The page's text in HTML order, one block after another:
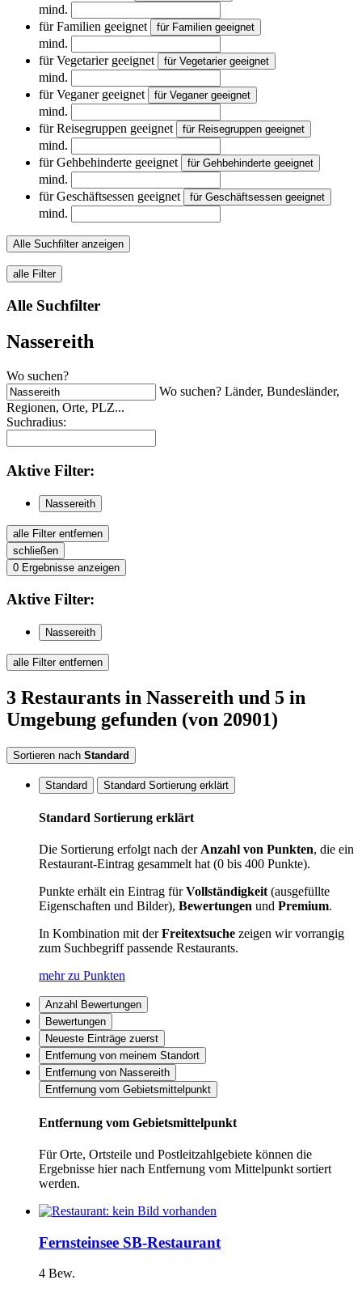
mind.
für Familien geeignet
für Familien geeignet
mind.
für Vegetarier geeignet
für Vegetarier geeignet
mind.
für Veganer geeignet
für Veganer geeignet
mind.
für Reisegruppen geeignet
für Reisegruppen geeignet
mind.
für Gehbehinderte geeignet
für Gehbehinderte geeignet
mind.
für Geschäftsessen geeignet
für Geschäftsessen geeignet
mind.
Alle Suchfilter anzeigen
alle Filter
Alle Suchfilter
Nassereith
Wo suchen?
Wo suchen? Länder, Bundesländer,
Regionen, Orte, PLZ...
Suchradius:
Aktive Filter:
Nassereith
alle Filter entfernen
schließen
0 Ergebnisse anzeigen
Aktive Filter:
Nassereith
alle Filter entfernen
3 Restaurants in Nassereith und 5 in
Umgebung gefunden (von 20901)
Sortieren nach Standard
Standard Standard Sortierung erklärt
Standard Sortierung erklärt
Die Sortierung erfolgt nach derAnzahl von Punkten, die ein
Restaurant-Eintrag gesammelt hat (0 bis 400 Punkte).
Punkte erhält ein Eintrag fürVollständigkeit(ausgefüllte
Eigenschaften und Bilder), Bewertungen und Premium.
In Kombination mit derFreitextsuche zeigen wir vorrangig
zum Suchbegriff passende Restaurants.
mehr zu Punkten
Anzahl Bewertungen
Bewertungen
Neueste Einträge zuerst
Entfernung von meinem Standort
Entfernung von Nassereith
Entfernung vom Gebietsmittelpunkt
Entfernung vom Gebietsmittelpunkt
Für Orte, Ortsteile und Postleitzahlgebiete können die
Ergebnisse hier nach Entfernung vom Mittelpunkt sortiert
werden.
Fernsteinsee SB-Restaurant
4 Bew.